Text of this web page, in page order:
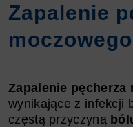
Zapalenie
moczowego
Zapalenie pęcherza
wynikające z infekcji
częstą przyczyną